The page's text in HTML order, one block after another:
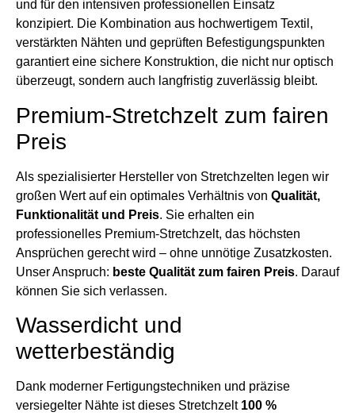
und für den intensiven professionellen Einsatz
konzipiert. Die Kombination aus hochwertigem Textil,
verstärkten Nähten und geprüften Befestigungspunkten
garantiert eine sichere Konstruktion, die nicht nur optisch
überzeugt, sondern auch langfristig zuverlässig bleibt.
Premium-Stretchzelt zum fairen
Preis
Als spezialisierter Hersteller von Stretchzelten legen wir
großen Wert auf ein optimales Verhältnis von Qualität,
Funktionalität und Preis. Sie erhalten ein
professionelles Premium-Stretchzelt, das höchsten
Ansprüchen gerecht wird – ohne unnötige Zusatzkosten.
Unser Anspruch: beste Qualität zum fairen Preis. Darauf
können Sie sich verlassen.
Wasserdicht und
wetterbeständig
Dank moderner Fertigungstechniken und präzise
versiegelter Nähte ist dieses Stretchzelt 100 %